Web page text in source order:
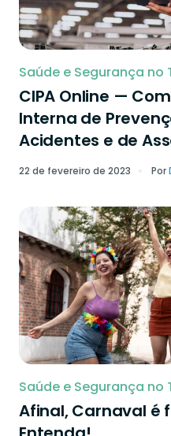
Saúde e Segurança no
CIPA Online —
Interna de
Acidentes e de
22 de fevereiro de 2023 Por
Saúde e Segurança no
Afinal, Carnaval é